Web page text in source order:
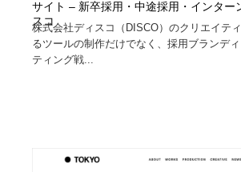
サイト – 新卒採用・中途採用・インター
スコ
株式会社ディスコ（DISCO）のクリエイテ
るツールの制作だけでなく、採用ブランデ
ティング戦...